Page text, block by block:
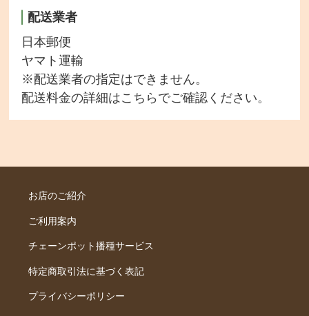
配送業者
日本郵便
ヤマト運輸
※配送業者の指定はできません。
配送料金の詳細はこちら でご確認ください。
お店のご紹介
ご利用案内
チェーンポット播種サービス
特定商取引法に基づく表記
プライバシーポリシー